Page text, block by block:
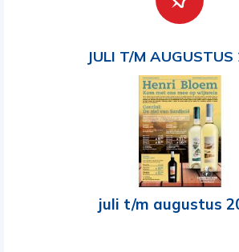
JULI T/M
juli t/m augustus